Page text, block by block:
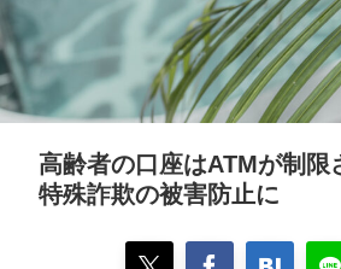
高齢者の口座はATMが制限
特殊詐欺の被害防止に